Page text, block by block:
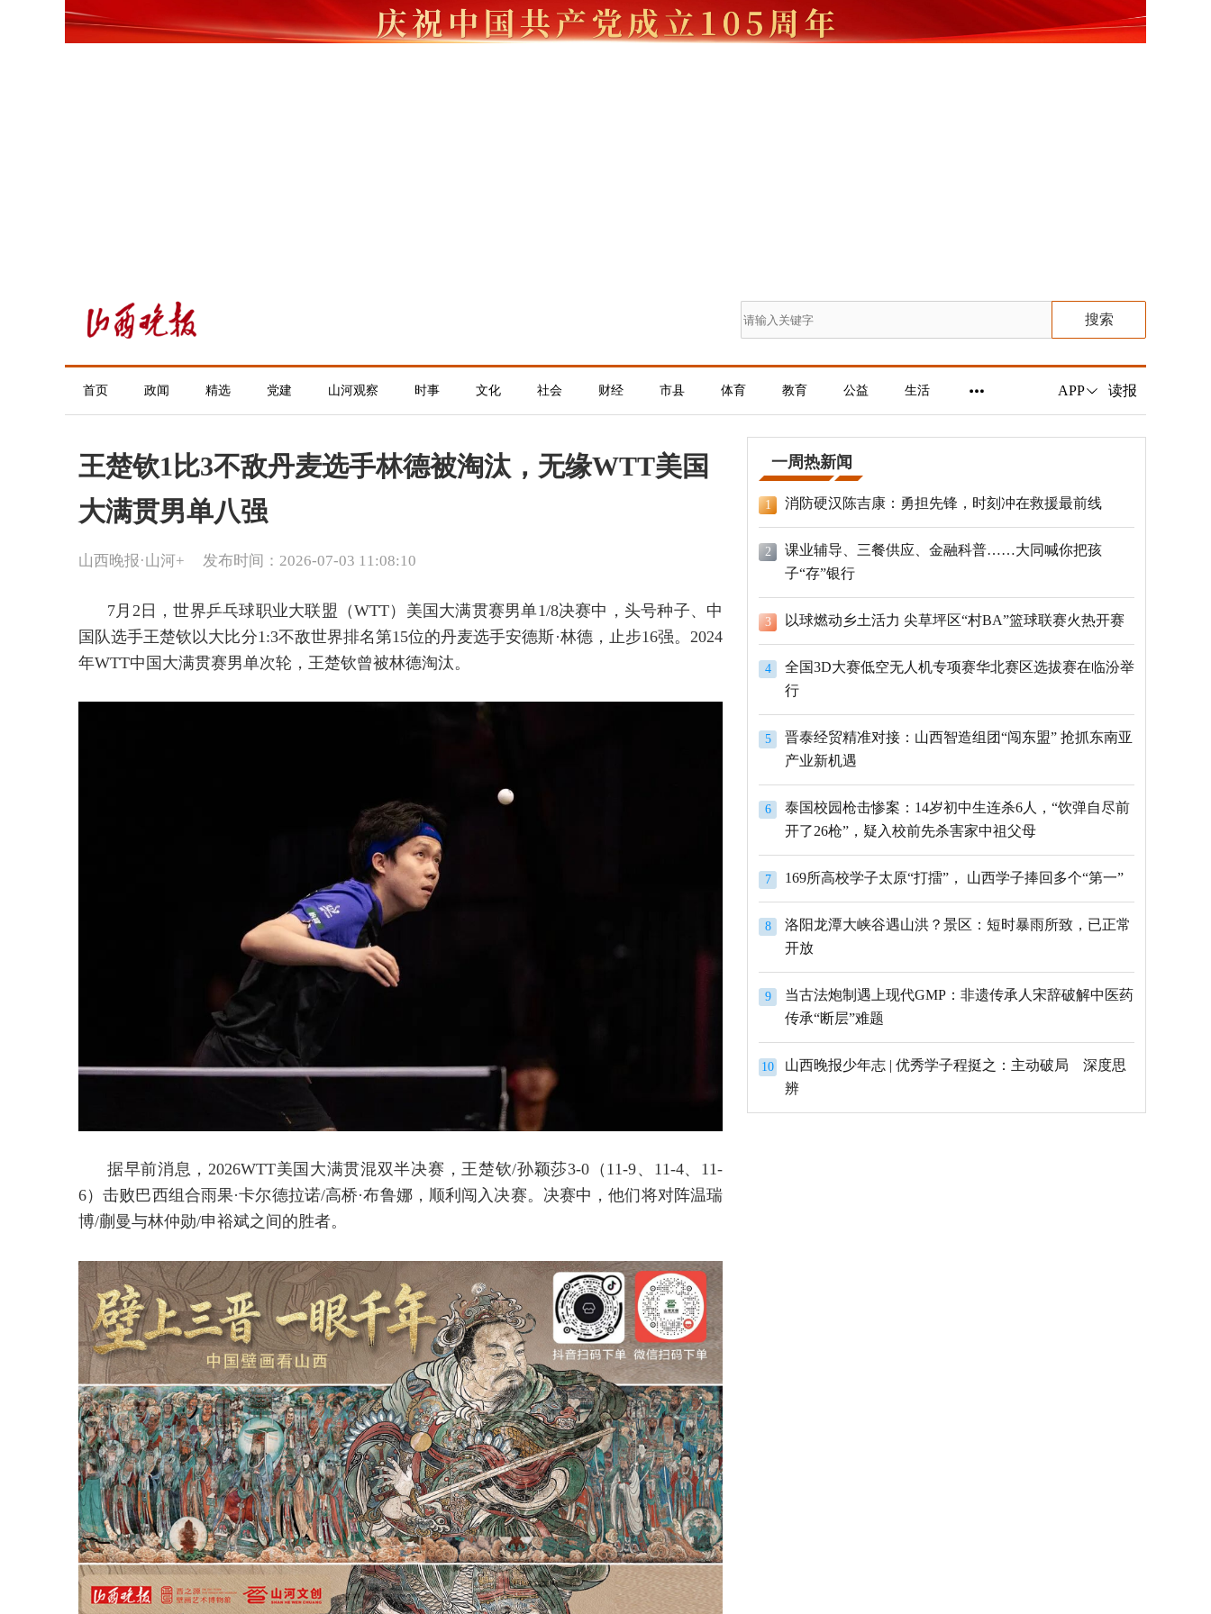
搜索
首页 政闻 精选 党建 山河观察 时事 文化 社会 财经 市县 体育 教育 公益 生活 APP 读报
王楚钦1比3不敌丹麦选手林德被淘汰，无缘WTT美国
大满贯男单八强
山西晚报·山河+ 发布时间：2026-07-03 11:08:10
7月2日，世界乒乓球职业大联盟（WTT）美国大满贯赛男单1/8决赛中，头号种子、中
国队选手王楚钦以大比分1:3不敌世界排名第15位的丹麦选手安德斯·林德，止步16强。2024
年WTT中国大满贯赛男单次轮，王楚钦曾被林德淘汰。
据早前消息，2026WTT美国大满贯混双半决赛，王楚钦/孙颖莎3-0（11-9、11-4、11-
6）击败巴西组合雨果·卡尔德拉诺/高桥·布鲁娜，顺利闯入决赛。决赛中，他们将对阵温瑞
博/蒯曼与林仲勋/申裕斌之间的胜者。
一周热新闻
1 消防硬汉陈吉康：勇担先锋，时刻冲在救援最前线
2
课业辅导、三餐供应、金融科普……大同喊你把孩
子“存”银行
3 以球燃动乡土活力 尖草坪区“村BA”篮球联赛火热开赛
4
全国3D大赛低空无人机专项赛华北赛区选拔赛在临汾举
行
5
晋泰经贸精准对接：山西智造组团“闯东盟” 抢抓东南亚
产业新机遇
6
泰国校园枪击惨案：14岁初中生连杀6人，“饮弹自尽前
开了26枪”，疑入校前先杀害家中祖父母
7 169所高校学子太原“打擂”， 山西学子捧回多个“第一”
8
洛阳龙潭大峡谷遇山洪？景区：短时暴雨所致，已正常
开放
9
当古法炮制遇上现代GMP：非遗传承人宋辞破解中医药
传承“断层”难题
10
山西晚报少年志 | 优秀学子程挺之：主动破局 深度思
辨